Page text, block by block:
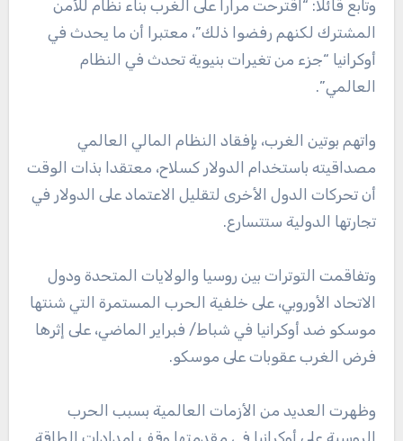
وتابع قائلا: “اقترحت مرارا على الغرب بناء نظام للأمن
المشترك لكنهم رفضوا ذلك”، معتبرا أن ما يحدث في
أوكرانيا “جزء من تغيرات بنيوية تحدث في النظام
العالمي”.
واتهم بوتين الغرب، بإفقاد النظام المالي العالمي
مصداقيته باستخدام الدولار كسلاح، معتقدا بذات الوقت
أن تحركات الدول الأخرى لتقليل الاعتماد على الدولار في
تجارتها الدولية ستتسارع.
وتفاقمت التوترات بين روسيا والولايات المتحدة ودول
الاتحاد الأوروبي، على خلفية الحرب المستمرة التي شنتها
موسكو ضد أوكرانيا في شباط/ فبراير الماضي، على إثرها
فرض الغرب عقوبات على موسكو.
وظهرت العديد من الأزمات العالمية بسبب الحرب